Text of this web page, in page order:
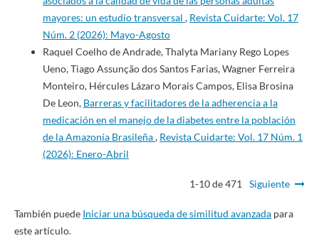
mayores: un estudio transversal , Revista Cuidarte: Vol. 17
Núm. 2 (2026): Mayo-Agosto
Raquel Coelho de Andrade, Thalyta Mariany Rego Lopes
Ueno, Tiago Assunção dos Santos Farias, Wagner Ferreira
Monteiro, Hércules Lázaro Morais Campos, Elisa Brosina
De Leon, Barreras y facilitadores de la adherencia a la
medicación en el manejo de la diabetes entre la población
de la Amazonía Brasileña, Revista Cuidarte: Vol. 17 Núm. 1
(2026): Enero-Abril
1-10 de 471 Siguiente
También puede Iniciar una búsqueda de similitud avanzadapara
este artículo.